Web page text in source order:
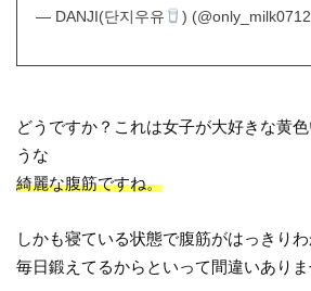
— DANJI(단지우유 )
どうですか？これは女子が大好きな黄
うな
綺麗な腹筋ですね。
しかも寝ている状態で腹筋がはっきり
毎日鍛えてるからといって間違いありま